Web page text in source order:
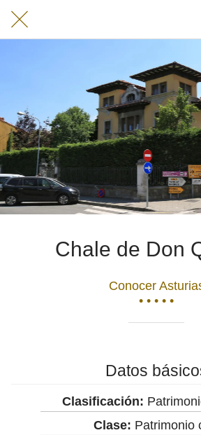
Chale de Don
Conocer
• • • • •
Datos
Clasificación:
Clase: Patrimonio